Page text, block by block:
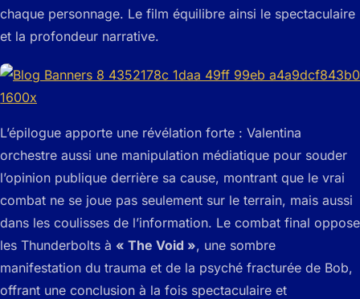
chaque personnage. Le film équilibre ainsi le spectaculaire
et la profondeur narrative.
L’épilogue apporte une révélation forte : Valentina
orchestre aussi une manipulation médiatique pour souder
l’opinion publique derrière sa cause, montrant que le vrai
combat ne se joue pas seulement sur le terrain, mais aussi
dans les coulisses de l’information. Le combat final oppose
les Thunderbolts à « The Void », une sombre
manifestation du trauma et de la psyché fracturée de Bob,
offrant une conclusion à la fois spectaculaire et